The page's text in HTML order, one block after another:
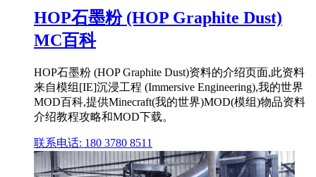
HOP石墨粉 (HOP Graphite Dust)
MC百科
HOP石墨粉 (HOP Graphite Dust)资料的介绍页面,此资料
来自模组[IE]沉浸工程 (Immersive Engineering),我的世界
MOD百科,提供Minecraft(我的世界)MOD(模组)物品资料
介绍教程攻略和MOD下载。
联系电话: 180 3780 8511